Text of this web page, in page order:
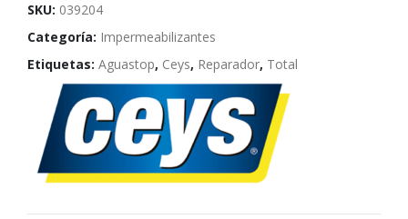
SKU: 039204
Categoría: Impermeabilizantes
Etiquetas: Aguastop, Ceys, Reparador, Total